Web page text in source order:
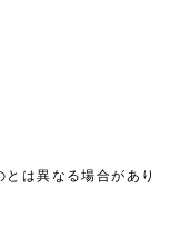
は異なる場合があり